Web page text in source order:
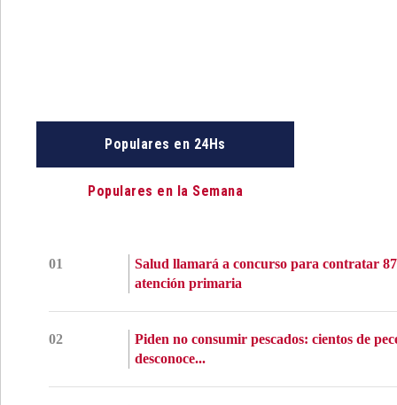
Populares en 24Hs
Populares en la Semana
01
Salud llamará a concurso para contratar
atención primaria
02
Piden no consumir pescados: cientos de
desconoce...